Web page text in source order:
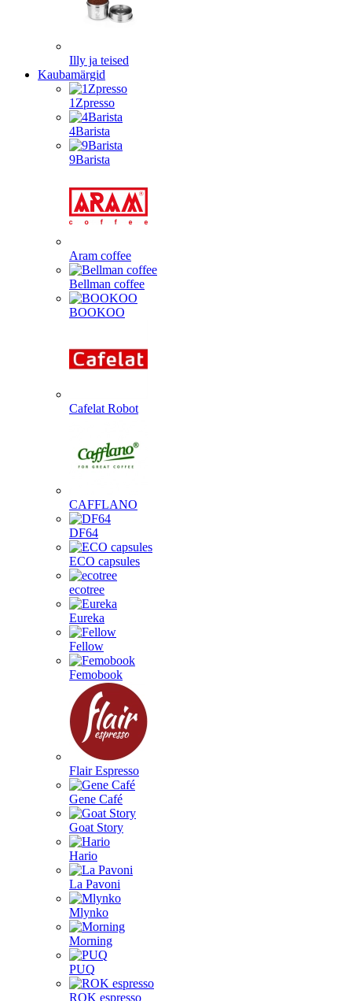
Illy ja teised
Kaubamärgid
1Zpresso
4Barista
9Barista
Aram coffee
Bellman coffee
BOOKOO
Cafelat Robot
CAFFLANO
DF64
ECO capsules
ecotree
Eureka
Fellow
Femobook
Flair Espresso
Gene Café
Goat Story
Hario
La Pavoni
Mlynko
Morning
PUQ
ROK espresso